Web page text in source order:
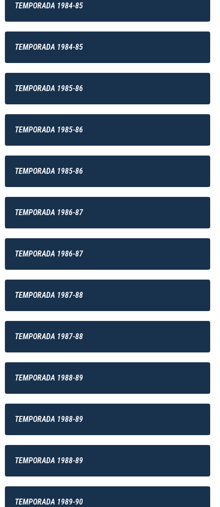
TEMPORADA 1984-85
TEMPORADA 1984-85
TEMPORADA 1985-86
TEMPORADA 1985-86
TEMPORADA 1985-86
TEMPORADA 1986-87
TEMPORADA 1986-87
TEMPORADA 1987-88
TEMPORADA 1987-88
TEMPORADA 1988-89
TEMPORADA 1988-89
TEMPORADA 1988-89
TEMPORADA 1989-90